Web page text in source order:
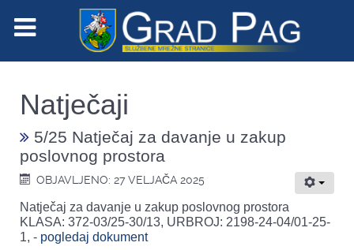
Natječaji
5/25 Natječaj za davanje u zakup
poslovnog prostora
OBJAVLJENO: 27 VELJAČA 2025
Natječaj za davanje u zakup poslovnog prostora
KLASA: 372-03/25-30/13, URBROJ: 2198-24-04/01-25-
1, - pogledaj dokument